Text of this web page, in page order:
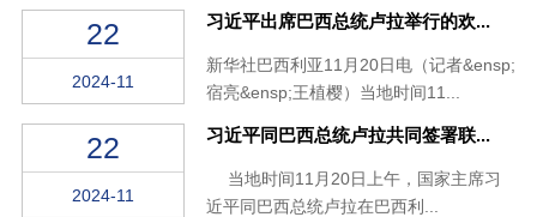
22
2024-11
习近平出席巴西总统卢拉举行的欢...
新华社巴西利亚11月20日电（记者&ensp;
宿亮&ensp;王植樱）当地时间11...
22
2024-11
习近平同巴西总统卢拉共同签署联...
当地时间11月20日上午，国家主席习
近平同巴西总统卢拉在巴西利...